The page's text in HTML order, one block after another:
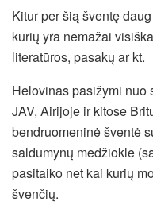
Kitur per šią šventę
kurių yra nemažai
literatūros, pasakų ar kt.
Helovinas pasižymi nuo
JAV, Airijoje ir kitose
bendruomeninė šventė
saldumynų medžiokle
pasitaiko net kai kurių
švenčių.